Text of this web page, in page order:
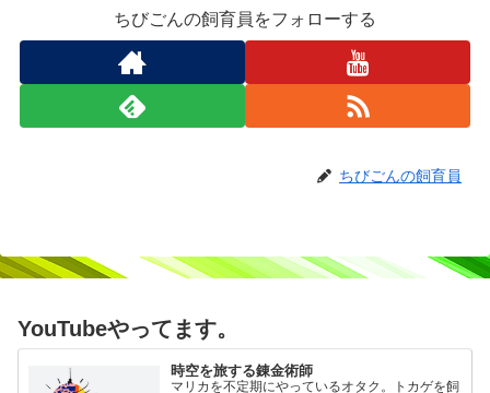
ちびごんの飼育員をフォローする
ちびごんの飼育員
YouTubeやってます。
時空を旅する錬金術師
マリカを不定期にやっているオタク。トカゲを飼